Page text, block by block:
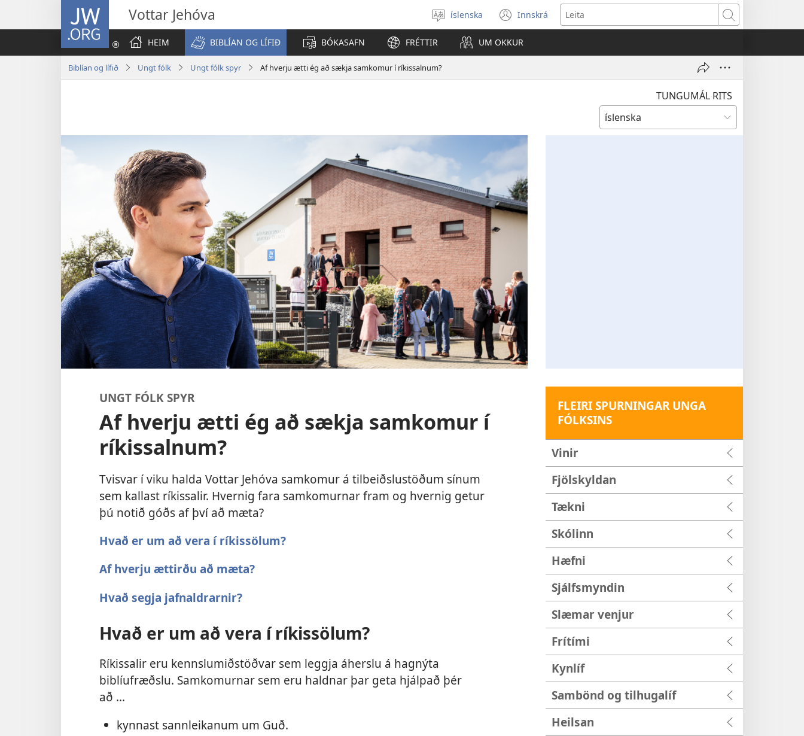
JW.ORG Vottar Jehóva
Veldu
tungumál
íslenska Innskrá
(opnast
í
glugga)
Leita
HEIM
BIBLÍAN OG LÍFIÐ BÓKASAFN FRÉTTIR UM OKKUR
Biblían og lífið Ungt fólk Ungt fólk spyr Af hverju ætti ég að sækja samkomur í ríkissalnum?
TUNGUMÁL RITS
UNGT FÓLK SPYR
Af hverju ætti ég að sækja samkomur í
ríkissalnum?
Tvisvar í viku halda Vottar Jehóva samkomur á tilbeiðslustöðum sínum
sem kallast ríkissalir. Hvernig fara samkomurnar fram og hvernig getur
þú notið góðs af því að mæta?
Hvað er um að vera í ríkissölum?
Af hverju ættirðu að mæta?
Hvað segja jafnaldrarnir?
Hvað er um að vera í ríkissölum?
Ríkissalir eru kennslumiðstöðvar sem leggja áherslu á hagnýta
biblíufræðslu. Samkomurnar sem eru haldnar þar geta hjálpað þér
að ...
kynnast sannleikanum um Guð.
FLEIRI SPURNINGAR UNGA
FÓLKSINS
Vinir
Fjölskyldan
Tækni
Skólinn
Hæfni
Sjálfsmyndin
Slæmar venjur
Frítími
Kynlíf
Sambönd og tilhugalíf
Heilsan